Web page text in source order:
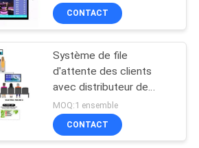
CONTACT
Système de file
d'attente des clients
avec distributeur de
billets et affichage du
numéro de jeton
MOQ:1 ensemble
CONTACT